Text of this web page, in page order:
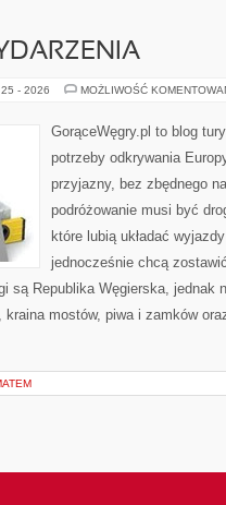
- 2026 MOŻLIWOŚĆ
GorąceWęgry.pl to blog
potrzeby odkrywania
przyjazny, bez zbędnego
podróżowanie musi być
które lubią układać
jednocześnie chcą
są Republika Węgierska, jednak
mostów, piwa i zamków